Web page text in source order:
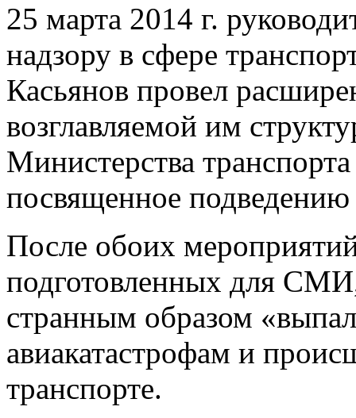
25 марта 2014 г.
надзору в сфере
Касьянов провел
возглавляемой им
Министерства
посвященное подведению
После обоих
подготовленных для
странным образом
авиакатастрофам и
транспорте.